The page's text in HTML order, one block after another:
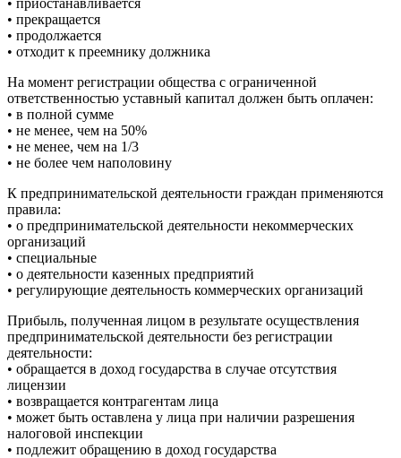
• приостанавливается
• прекращается
• продолжается
• отходит к преемнику должника
На момент регистрации общества с ограниченной
ответственностью уставный капитал должен быть оплачен:
• в полной сумме
• не менее, чем на 50%
• не менее, чем на 1/3
• не более чем наполовину
К предпринимательской деятельности граждан применяются
правила:
• о предпринимательской деятельности некоммерческих
организаций
• специальные
• о деятельности казенных предприятий
• регулирующие деятельность коммерческих организаций
Прибыль, полученная лицом в результате осуществления
предпринимательской деятельности без регистрации
деятельности:
• обращается в доход государства в случае отсутствия
лицензии
• возвращается контрагентам лица
• может быть оставлена у лица при наличии разрешения
налоговой инспекции
• подлежит обращению в доход государства